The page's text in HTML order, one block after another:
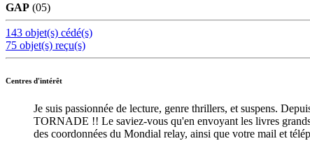
GAP (05)
143 objet(s) cédé(s)
75 objet(s) reçu(s)
Centres d'intérêt
Je suis passionnée de lecture, genre thrillers, et suspens.
TORNADE !! Le saviez-vous qu'en envoyant les livres
des coordonnées du Mondial relay, ainsi que votre mail et